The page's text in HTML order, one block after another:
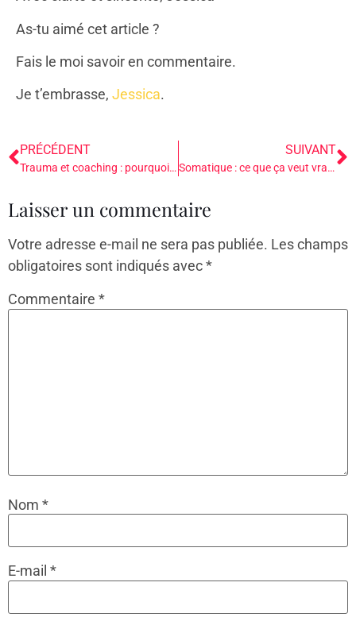
As-tu aimé cet article ?
Fais le moi savoir en commentaire.
Je t’embrasse, Jessica.
PRÉCÉDENT
Trauma et coaching : pourquoi tu bloques (et ce que ton système nerveux essaie de dire)
SUIVANT
Somatique : ce que ça veut vraiment dire (et pourquoi c’est fondamental dans l’accompagnement d’aujourd’hui)
Laisser un commentaire
Votre adresse e-mail ne sera pas publiée. Les champs
obligatoires sont indiqués avec*
Commentaire *
Nom *
E-mail *